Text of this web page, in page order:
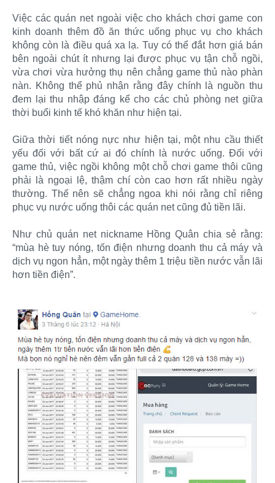
Việc các quán net ngoài việc cho khách chơi game con
kinh doanh thêm đồ ăn thức uống phục vụ cho khách
không còn là điều quá xa lạ. Tuy có thể đắt hơn giá bán
bên ngoài chút ít nhưng lại được phục vụ tận chỗ ngồi,
vừa chơi vừa hưởng thụ nên chẳng game thủ nào phàn
nàn. Không thể phủ nhận rằng đây chính là nguồn thu
đem lại thu nhập đáng kể cho các chủ phòng net giữa
thời buổi kinh tế khó khăn như hiện tại.
Giữa thời tiết nóng nực như hiện tại, một nhu cầu thiết
yếu đối với bất cứ ai đó chính là nước uống. Đối với
game thủ, việc ngồi không một chỗ chơi game thôi cũng
phải là ngoại lệ, thậm chí còn cao hơn rất nhiều ngày
thường. Thế nên sẽ chẳng ngoa khi nói rằng chỉ riêng
phục vụ nước uống thôi các quán net cũng đủ tiền lãi.
Như chủ quán net nickname Hồng Quân chia sẻ rằng:
“mùa hè tuy nóng, tốn điện nhưng doanh thu cả máy và
dịch vụ ngon hẳn, một ngày thêm 1 triệu tiền nước vẫn lãi
hơn tiền điện”.